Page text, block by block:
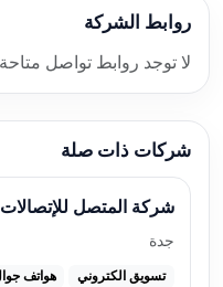
روابط الشركة
لا توجد روابط تواصل
شركات ذات صلة
شركة المتصل للإتصالات
جدة
تسويق الكتروني هواتف